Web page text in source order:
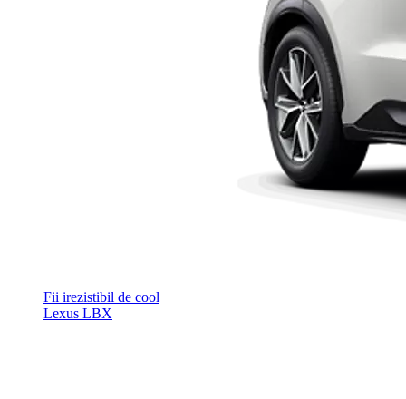
Fii irezistibil de cool
Lexus LBX